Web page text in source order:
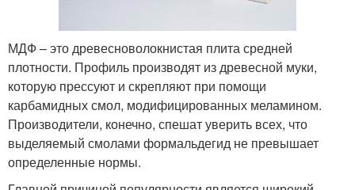
МДФ – это древесноволокнистая плита средней
плотности. Профиль производят из древесной муки,
которую прессуют и скрепляют при помощи
карбамидных смол, модифицированных меламином.
Производители, конечно, спешат уверить всех, что
выделяемый смолами формальдегид не превышает
определенные нормы.